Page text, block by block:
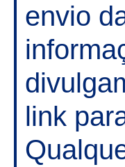
envio
link